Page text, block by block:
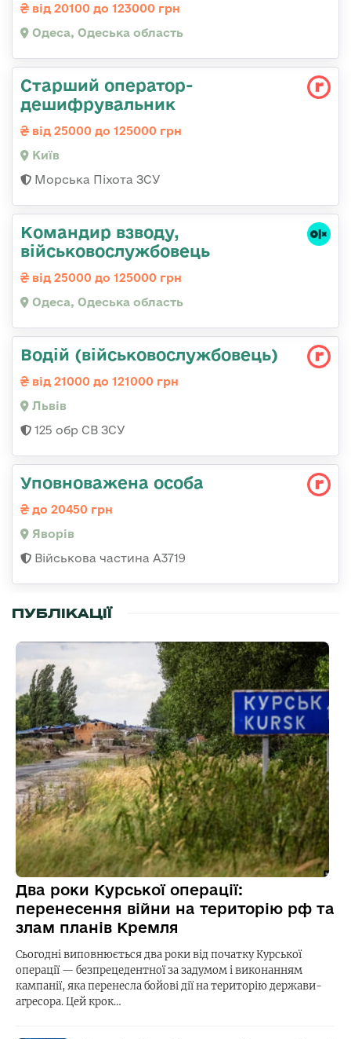
від 20100 до 123000 грн
Одеса, Одеська область
Старший оператор-
дешифрувальник
від 25000 до 125000 грн
Київ
Морська Піхота ЗСУ
Командир взводу,
військовослужбовець
від 25000 до 125000 грн
Одеса, Одеська область
Водій (військовослужбовець)
від 21000 до 121000 грн
Львів
125 обр СВ ЗСУ
Уповноважена особа
до 20450 грн
Яворів
Військова частина А3719
ПУБЛІКАЦІЇ
Два роки Курської операції:
перенесення війни на територію рф та
злам планів Кремля
Сьогодні виповнюється два роки від початку Курської
операції — безпрецедентної за задумом і виконанням
кампанії, яка перенесла бойові дії на територію держави-
агресора. Цей крок…